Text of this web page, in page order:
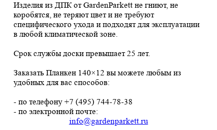
Изделия из ДПК от GardenParkett не гниют, не
коробятся, не теряют цвет и не требуют
специфического ухода и подходят для эксплуатации
в любой климатической зоне.
Срок службы доски превышает 25 лет.
Заказать Планкен 140×12 вы можете любым из
удобных для вас способов:
- по телефону +7 (495) 744-78-38
- по электронной почте:
info@gardenparkett.ru